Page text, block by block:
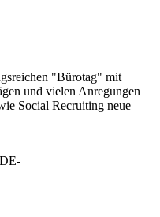
"Bürotag" mit
und vielen Anregungen
Social Recruiting neue